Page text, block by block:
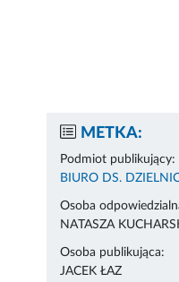
METKA:
Podmiot publikujący:
BIURO DS.
Osoba
NATASZA
Osoba publikująca:
JACEK ŁAZ